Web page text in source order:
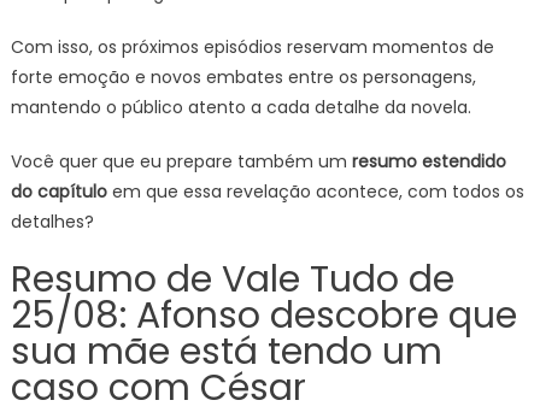
Com isso, os próximos episódios reservam momentos de
forte emoção e novos embates entre os personagens,
mantendo o público atento a cada detalhe da novela.
Você quer que eu prepare também um resumo estendido
do capítuloem que essa revelação acontece, com todos os
detalhes?
Resumo de Vale Tudo de
25/08: Afonso descobre que
sua mãe está tendo um
caso com César